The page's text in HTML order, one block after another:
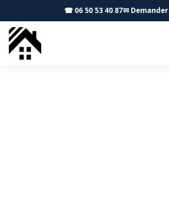
☎ 06 50 53 40 87✉